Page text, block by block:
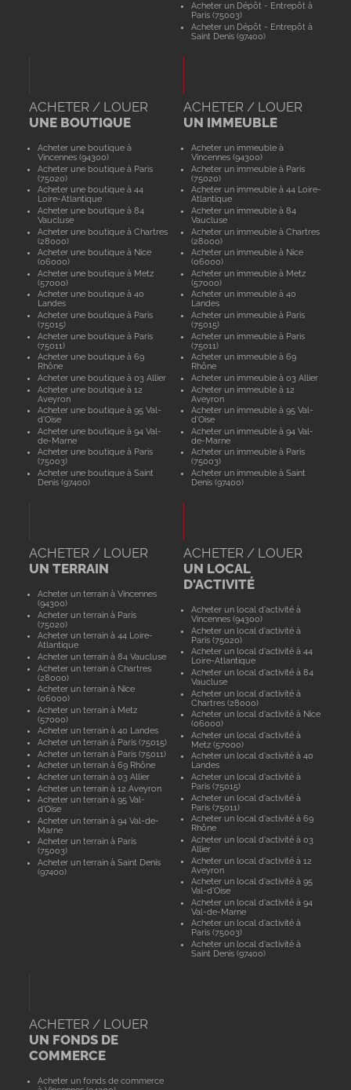
Acheter un Dépôt - Entrepôt à
Paris (75003)
Acheter un Dépôt - Entrepôt à
Saint Denis (97400)
ACHETER / LOUER
UNE BOUTIQUE
Acheter une boutique à
Vincennes (94300)
Acheter une boutique à Paris
(75020)
Acheter une boutique à 44
Loire-Atlantique
Acheter une boutique à 84
Vaucluse
Acheter une boutique à Chartres
(28000)
Acheter une boutique à Nice
(06000)
Acheter une boutique à Metz
(57000)
Acheter une boutique à 40
Landes
Acheter une boutique à Paris
(75015)
Acheter une boutique à Paris
(75011)
Acheter une boutique à 69
Rhône
Acheter une boutique à 03 Allier
Acheter une boutique à 12
Aveyron
Acheter une boutique à 95 Val-
d'Oise
Acheter une boutique à 94 Val-
de-Marne
Acheter une boutique à Paris
(75003)
Acheter une boutique à Saint
Denis (97400)
ACHETER / LOUER
UN IMMEUBLE
Acheter un immeuble à
Vincennes (94300)
Acheter un immeuble à Paris
(75020)
Acheter un immeuble à 44 Loire-
Atlantique
Acheter un immeuble à 84
Vaucluse
Acheter un immeuble à Chartres
(28000)
Acheter un immeuble à Nice
(06000)
Acheter un immeuble à Metz
(57000)
Acheter un immeuble à 40
Landes
Acheter un immeuble à Paris
(75015)
Acheter un immeuble à Paris
(75011)
Acheter un immeuble à 69
Rhône
Acheter un immeuble à 03 Allier
Acheter un immeuble à 12
Aveyron
Acheter un immeuble à 95 Val-
d'Oise
Acheter un immeuble à 94 Val-
de-Marne
Acheter un immeuble à Paris
(75003)
Acheter un immeuble à Saint
Denis (97400)
ACHETER / LOUER
UN TERRAIN
Acheter un terrain à Vincennes
(94300)
Acheter un terrain à Paris
(75020)
Acheter un terrain à 44 Loire-
Atlantique
Acheter un terrain à 84 Vaucluse
Acheter un terrain à Chartres
(28000)
Acheter un terrain à Nice
(06000)
Acheter un terrain à Metz
(57000)
Acheter un terrain à 40 Landes
Acheter un terrain à Paris (75015)
Acheter un terrain à Paris (75011)
Acheter un terrain à 69 Rhône
Acheter un terrain à 03 Allier
Acheter un terrain à 12 Aveyron
Acheter un terrain à 95 Val-
d'Oise
Acheter un terrain à 94 Val-de-
Marne
Acheter un terrain à Paris
(75003)
Acheter un terrain à Saint Denis
(97400)
ACHETER / LOUER
UN LOCAL
D'ACTIVITÉ
Acheter un local d'activité à
Vincennes (94300)
Acheter un local d'activité à
Paris (75020)
Acheter un local d'activité à 44
Loire-Atlantique
Acheter un local d'activité à 84
Vaucluse
Acheter un local d'activité à
Chartres (28000)
Acheter un local d'activité à Nice
(06000)
Acheter un local d'activité à
Metz (57000)
Acheter un local d'activité à 40
Landes
Acheter un local d'activité à
Paris (75015)
Acheter un local d'activité à
Paris (75011)
Acheter un local d'activité à 69
Rhône
Acheter un local d'activité à 03
Allier
Acheter un local d'activité à 12
Aveyron
Acheter un local d'activité à 95
Val-d'Oise
Acheter un local d'activité à 94
Val-de-Marne
Acheter un local d'activité à
Paris (75003)
Acheter un local d'activité à
Saint Denis (97400)
ACHETER / LOUER
UN FONDS DE
COMMERCE
Acheter un fonds de commerce